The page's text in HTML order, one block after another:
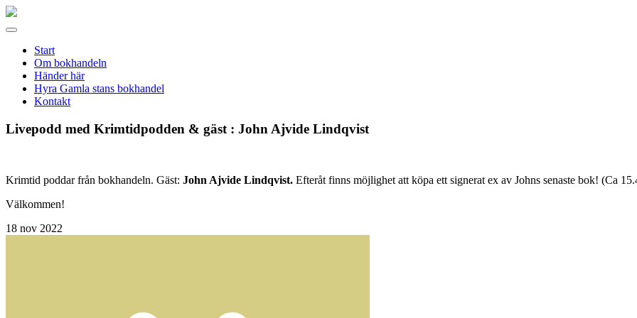
Gamla
Meny
Start
Om bokhandeln
Händer här
Hyra Gamla stans bokhandel
Kontakt
Livepodd med Krimtidpodden & gäst : John Ajvide Lindqvist
Krimtid poddar från bokhandeln. Gäst: John Ajvide Lindqvist. Efteråt finns möjlighet att köpa ett signerat ex av Johns senaste bok! (Ca
Välkommen!
18 nov 2022